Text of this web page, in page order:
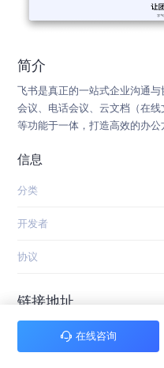
简介
飞书是真正的一站式企业沟通
会议、电话会议、云文档（在
等功能于一体，打造高效的办公
信息
分类
开发者
协议
链接地址
https://www.feishu.cn
在线咨询